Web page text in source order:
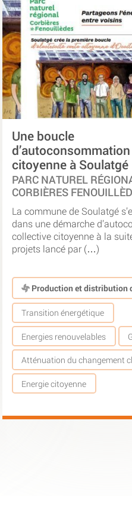
Une boucle
citoyenne à Soulatgé
PARC NATUREL
CORBIÈRES
La commune de Soulatgé
dans une démarche
collective citoyenne à la
projets lancé par (…)
Production et distribution
Transition énergétique
Energies renouvelables
Atténuation du changement
Energie citoyenne